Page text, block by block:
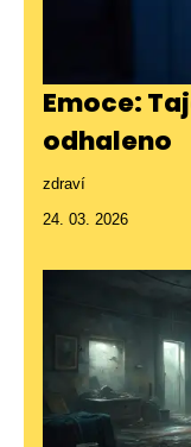
Emoce:
odhaleno
zdraví
24. 03. 2026